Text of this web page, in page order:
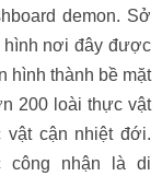
demon. Sở
hình nơi đây được
hình thành bề mặt
200 loài thực vật
cận nhiệt đới.
công nhận là di